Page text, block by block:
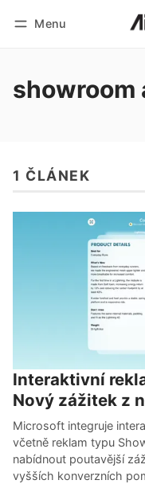
Menu
showroom
1 ČLÁNEK
Interaktivní
Nový zážitek z
Microsoft integruje
včetně reklam typu
nabídnout poutavější
vyšších konverzních